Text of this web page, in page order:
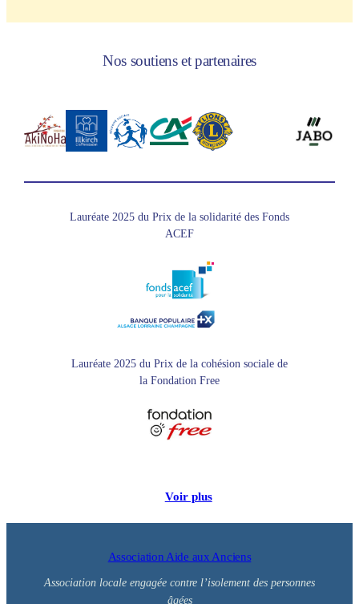
Nos soutiens et partenaires
Lauréate 2025 du Prix de la solidarité des Fonds
ACEF
Lauréate 2025 du Prix de la cohésion sociale de
la Fondation Free
Voir plus
Association Aide aux Anciens
Association locale engagée contre l’isolement des personnes
âgées